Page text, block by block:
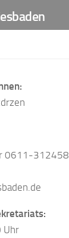
0611-312458
Uhr